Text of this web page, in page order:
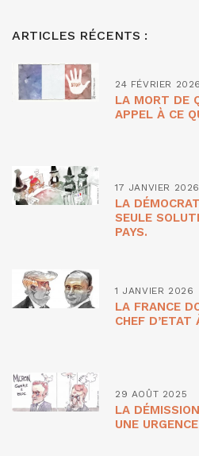
ARTICLES RÉCENTS :
24 FÉVRIER 2026
LA MORT DE
APPEL À CE
17 JANVIER 2026
LA
SEULE
PAYS.
1 JANVIER 2026
LA FRANCE
CHEF D’ETAT
29 AOÛT 2025
LA
UNE